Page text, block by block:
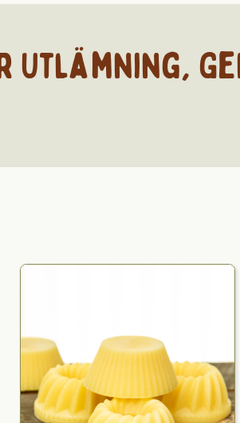
Utlämning,